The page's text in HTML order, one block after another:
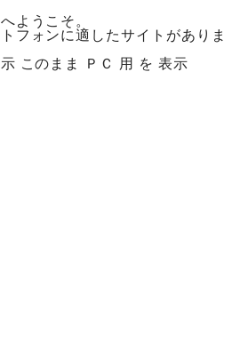
ようこそ。
フォンに適したサイトがありま
このまま ＰＣ 用 を 表示